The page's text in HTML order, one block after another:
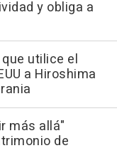
y obliga a
utilice el
a Hiroshima
más allá"
de